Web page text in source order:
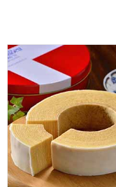
神戸スイーツポート